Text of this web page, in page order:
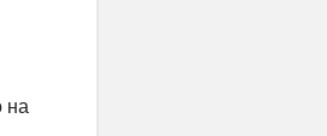
на